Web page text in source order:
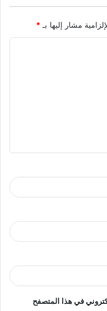
مشار إليها بـ *
في هذا المتصفح